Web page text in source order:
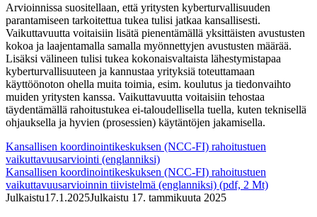
Arvioinnissa suositellaan, että yritysten kyberturvallisuuden
parantamiseen tarkoitettua tukea tulisi jatkaa kansallisesti.
Vaikuttavuutta voitaisiin lisätä pienentämällä yksittäisten avustusten
kokoa ja laajentamalla samalla myönnettyjen avustusten määrää.
Lisäksi välineen tulisi tukea kokonaisvaltaista lähestymistapaa
kyberturvallisuuteen ja kannustaa yrityksiä toteuttamaan
käyttöönoton ohella muita toimia, esim. koulutus ja tiedonvaihto
muiden yritysten kanssa. Vaikuttavuutta voitaisiin tehostaa
täydentämällä rahoitustukea ei-taloudellisella tuella, kuten teknisellä
ohjauksella ja hyvien (prosessien) käytäntöjen jakamisella.
Kansallisen koordinointikeskuksen (NCC-FI) rahoitustuen
vaikuttavuusarviointi (englanniksi)
Kansallisen koordinointikeskuksen (NCC-FI) rahoitustuen
vaikuttavuusarvioinnin tiivistelmä (englanniksi) (pdf, 2 Mt)
Julkaistu17.1.2025Julkaistu 17. tammikuuta 2025